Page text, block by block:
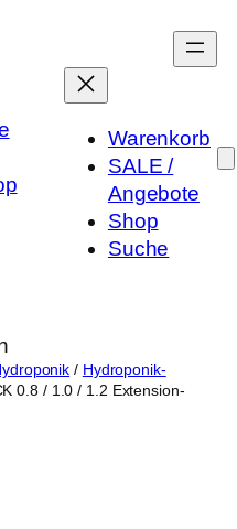
Warenkorb
SALE /
Angebote
Shop
Suche
/ Hydroponik-
0.8 / 1.0 / 1.2 Extension-